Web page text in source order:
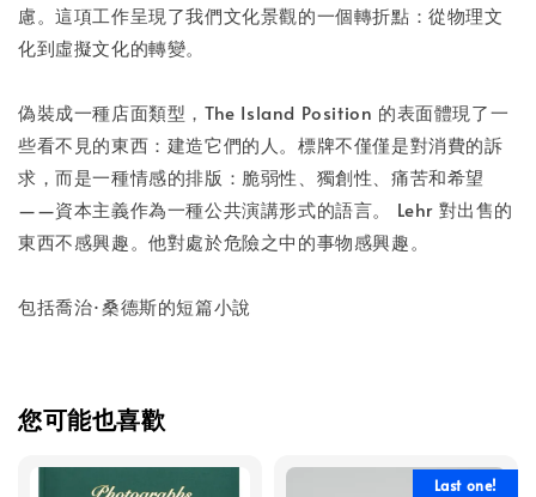
慮。這項工作呈現了我們文化景觀的一個轉折點：從物理文
化到虛擬文化的轉變。
偽裝成一種店面類型，The Island Position 的表面體現了一
些看不見的東西：建造它們的人。標牌不僅僅是對消費的訴
求，而是一種情感的排版：脆弱性、獨創性、痛苦和希望
——資本主義作為一種公共演講形式的語言。 Lehr 對出售的
東西不感興趣。他對處於危險之中的事物感興趣。
包括喬治·桑德斯的短篇小說
您可能也喜歡
Last one!